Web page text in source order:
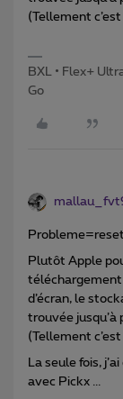
(Tellement
BXL • Flex+
Go
Plutôt Apple
téléchargement
d’écran, le
trouvée jusqu’à
(Tellement
La seule fois,
avec Pickx ...